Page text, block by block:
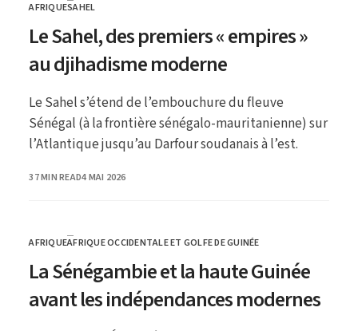
CATEGORY
AFRIQUESAHEL
Le Sahel, des premiers « empires »
au djihadisme moderne
Le Sahel s’étend de l’embouchure du fleuve
Sénégal (à la frontière sénégalo-mauritanienne) sur
l’Atlantique jusqu’au Darfour soudanais à l’est.
37 MIN READPUBLISHED
4 MAI 2026
CATEGORY
AFRIQUEAFRIQUE OCCIDENTALE ET GOLFE DE GUINÉE
La Sénégambie et la haute Guinée
avant les indépendances modernes